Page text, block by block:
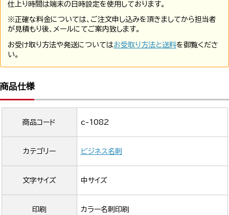
仕上り時間は端末の日時設定を使用しております。
※正確な料金については、ご注文申し込みを頂きましてから担当者
が見積もり後、メールにてご案内致します。
お受け取り方法や発送についてはお受取り方法と送料を御覧くださ
い。
商品仕様
商品コード c-1082
カテゴリー ビジネス名刺
文字サイズ 中サイズ
印刷 カラー名刺印刷